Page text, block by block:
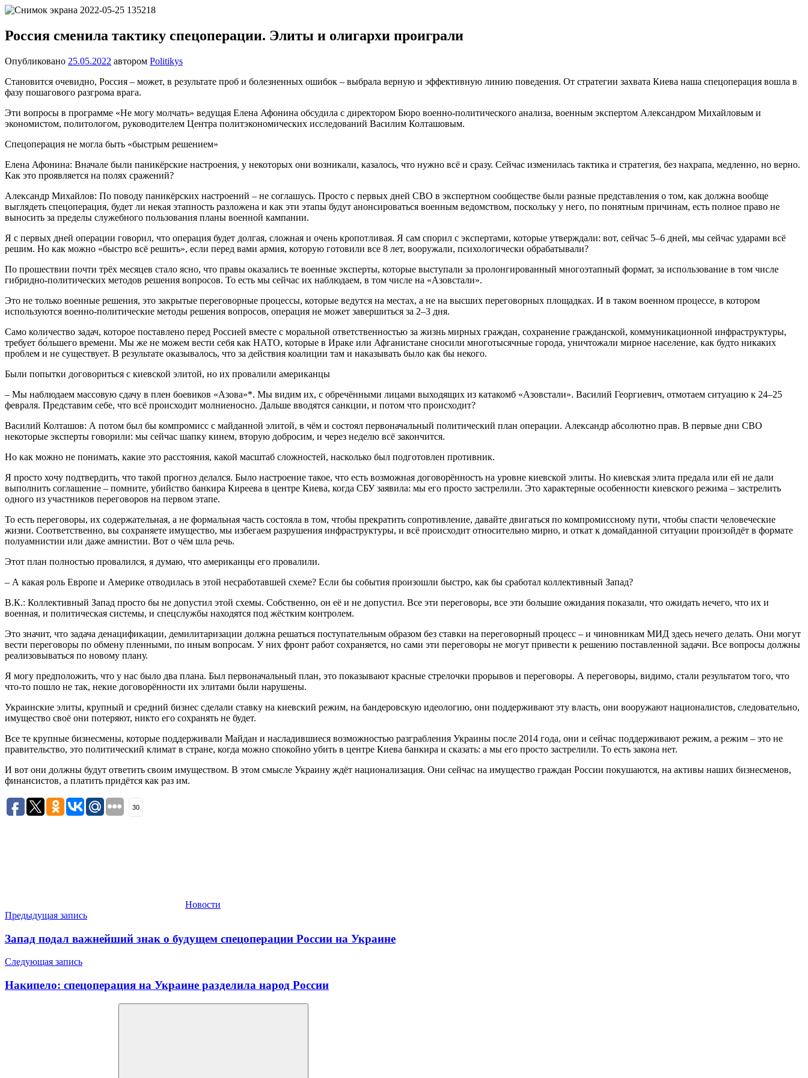
Перейти
содержимому
один
сайт
WordPress
Россия сменила тактику спецоперации. Элиты и олигархи проиграли
Опубликовано 25.05.2022 автором Politikys
Становится очевидно, Россия – может, в результате проб и болезненных ошибок – выбрала верную и эффективную линию поведения. От стратегии захвата Киева наша спецоперация вошла в
фазу пошагового разгрома врага.
Эти вопросы в программе «Не могу молчать» ведущая Елена Афонина обсудила с директором Бюро военно-политического анализа, военным экспертом Александром Михайловым и
экономистом, политологом, руководителем Центра политэкономических исследований Василим Колташовым.
Спецоперация не могла быть «быстрым решением»
Елена Афонина: Вначале были паникёрские настроения, у некоторых они возникали, казалось, что нужно всё и сразу. Сейчас изменилась тактика и стратегия, без нахрапа, медленно, но верно.
Как это проявляется на полях сражений?
Александр Михайлов: По поводу паникёрских настроений – не соглашусь. Просто с первых дней СВО в экспертном сообществе были разные представления о том, как должна вообще
выглядеть спецоперация, будет ли некая этапность разложена и как эти этапы будут анонсироваться военным ведомством, поскольку у него, по понятным причинам, есть полное право не
выносить за пределы служебного пользования планы военной кампании.
Я с первых дней операции говорил, что операция будет долгая, сложная и очень кропотливая. Я сам спорил с экспертами, которые утверждали: вот, сейчас 5–6 дней, мы сейчас ударами всё
решим. Но как можно «быстро всё решить», если перед вами армия, которую готовили все 8 лет, вооружали, психологически обрабатывали?
По прошествии почти трёх месяцев стало ясно, что правы оказались те военные эксперты, которые выступали за пролонгированный многоэтапный формат, за использование в том числе
гибридно-политических методов решения вопросов. То есть мы сейчас их наблюдаем, в том числе на «Азовстали».
Это не только военные решения, это закрытые переговорные процессы, которые ведутся на местах, а не на высших переговорных площадках. И в таком военном процессе, в котором
используются военно-политические методы решения вопросов, операция не может завершиться за 2–3 дня.
Само количество задач, которое поставлено перед Россией вместе с моральной ответственностью за жизнь мирных граждан, сохранение гражданской, коммуникационной инфраструктуры,
требует бо́льшего времени. Мы же не можем вести себя как НАТО, которые в Ираке или Афганистане сносили многотысячные города, уничтожали мирное население, как будто никаких
проблем и не существует. В результате оказывалось, что за действия коалиции там и наказывать было как бы некого.
Были попытки договориться с киевской элитой, но их провалили американцы
– Мы наблюдаем массовую сдачу в плен боевиков «Азова»*. Мы видим их, с обречёнными лицами выходящих из катакомб «Азовстали». Василий Георгиевич, отмотаем ситуацию к 24–25
февраля. Представим себе, что всё происходит молниеносно. Дальше вводятся санкции, и потом что происходит?
Василий Колташов: А потом был бы компромисс с майданной элитой, в чём и состоял первоначальный политический план операции. Александр абсолютно прав. В первые дни СВО
некоторые эксперты говорили: мы сейчас шапку кинем, вторую добросим, и через неделю всё закончится.
Но как можно не понимать, какие это расстояния, какой масштаб сложностей, насколько был подготовлен противник.
Я просто хочу подтвердить, что такой прогноз делался. Было настроение такое, что есть возможная договорённость на уровне киевской элиты. Но киевская элита предала или ей не дали
выполнить соглашение – помните, убийство банкира Киреева в центре Киева, когда СБУ заявила: мы его просто застрелили. Это характерные особенности киевского режима – застрелить
одного из участников переговоров на первом этапе.
То есть переговоры, их содержательная, а не формальная часть состояла в том, чтобы прекратить сопротивление, давайте двигаться по компромиссному пути, чтобы спасти человеческие
жизни. Соответственно, вы сохраняете имущество, мы избегаем разрушения инфраструктуры, и всё происходит относительно мирно, и откат к домайданной ситуации произойдёт в формате
полуамнистии или даже амнистии. Вот о чём шла речь.
Этот план полностью провалился, я думаю, что американцы его провалили.
– А какая роль Европе и Америке отводилась в этой несработавшей схеме? Если бы события произошли быстро, как бы сработал коллективный Запад?
В.К.: Коллективный Запад просто бы не допустил этой схемы. Собственно, он её и не допустил. Все эти переговоры, все эти большие ожидания показали, что ожидать нечего, что их и
военная, и политическая системы, и спецслужбы находятся под жёстким контролем.
Это значит, что задача денацификации, демилитаризации должна решаться поступательным образом без ставки на переговорный процесс – и чиновникам МИД здесь нечего делать. Они могут
вести переговоры по обмену пленными, по иным вопросам. У них фронт работ сохраняется, но сами эти переговоры не могут привести к решению поставленной задачи. Все вопросы должны
реализовываться по новому плану.
Я могу предположить, что у нас было два плана. Был первоначальный план, это показывают красные стрелочки прорывов и переговоры. А переговоры, видимо, стали результатом того, что
что-то пошло не так, некие договорённости их элитами были нарушены.
Украинские элиты, крупный и средний бизнес сделали ставку на киевский режим, на бандеровскую идеологию, они поддерживают эту власть, они вооружают националистов, следовательно,
имущество своё они потеряют, никто его сохранять не будет.
Все те крупные бизнесмены, которые поддерживали Майдан и насладившиеся возможностью разграбления Украины после 2014 года, они и сейчас поддерживают режим, а режим – это не
правительство, это политический климат в стране, когда можно спокойно убить в центре Киева банкира и сказать: а мы его просто застрелили. То есть закона нет.
И вот они должны будут ответить своим имуществом. В этом смысле Украину ждёт национализация. Они сейчас на имущество граждан России покушаются, на активы наших бизнесменов,
финансистов, а платить придётся как раз им.
30
Новости
Навигация
по
записям
Предыдущая запись
Запад подал важнейший знак о будущем спецоперации России на Украине
Следующая запись
Накипело: спецоперация на Украине разделила народ России